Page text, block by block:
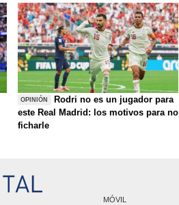
OPINIÓN
Rodri no es un jugador para
este Real Madrid: los motivos para no
ficharle
MÓVIL